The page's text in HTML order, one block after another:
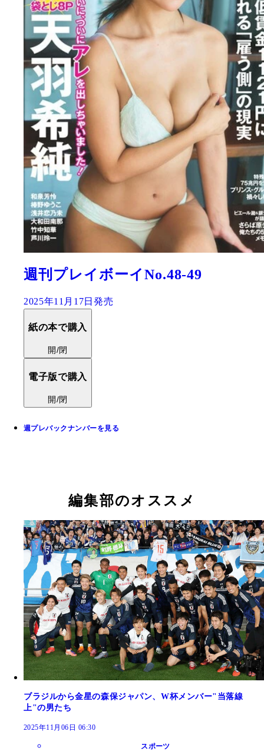
週刊プレイボーイNo.48-49
2025年11月17日発売
紙の本で購入
開/閉
電子版で購入
開/閉
週プレバックナンバーを見る
編集部のオススメ
ブラジルから金星の森保ジャパン、W杯メンバー"当落線
上"の男たち
2025年11月06日 06:30
スポーツ